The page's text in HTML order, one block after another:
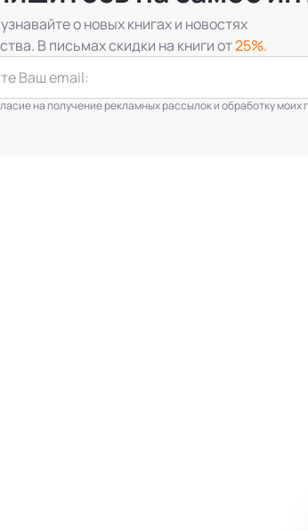
о новых книгах и новостях
В письмах скидки на книги от25%.
на получение рекламных рассылок и обработку